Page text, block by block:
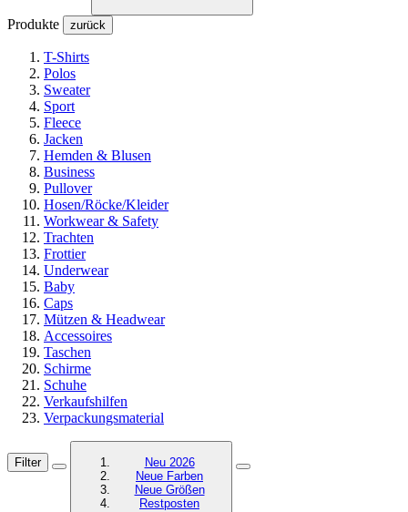
Produkte zurück
T-Shirts
Polos
Sweater
Sport
Fleece
Jacken
Hemden & Blusen
Business
Pullover
Hosen/Röcke/Kleider
Workwear & Safety
Trachten
Frottier
Underwear
Baby
Caps
Mützen & Headwear
Accessoires
Taschen
Schirme
Schuhe
Verkaufshilfen
Verpackungsmaterial
Filter
Neu 2026
Neue Farben
Neue Größen
Restposten